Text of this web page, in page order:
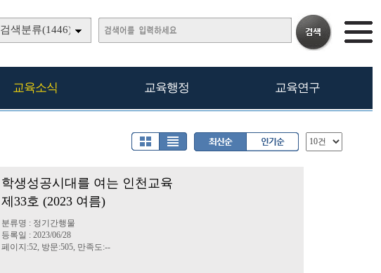
검색분류(1446)
교육소식 교육행정 교육연구
학생성공시대를 여는 인천교육
제33호 (2023 여름)
분류명 : 정기간행물
등록일 : 2023/06/28
페이지:52, 방문:505, 만족도:--